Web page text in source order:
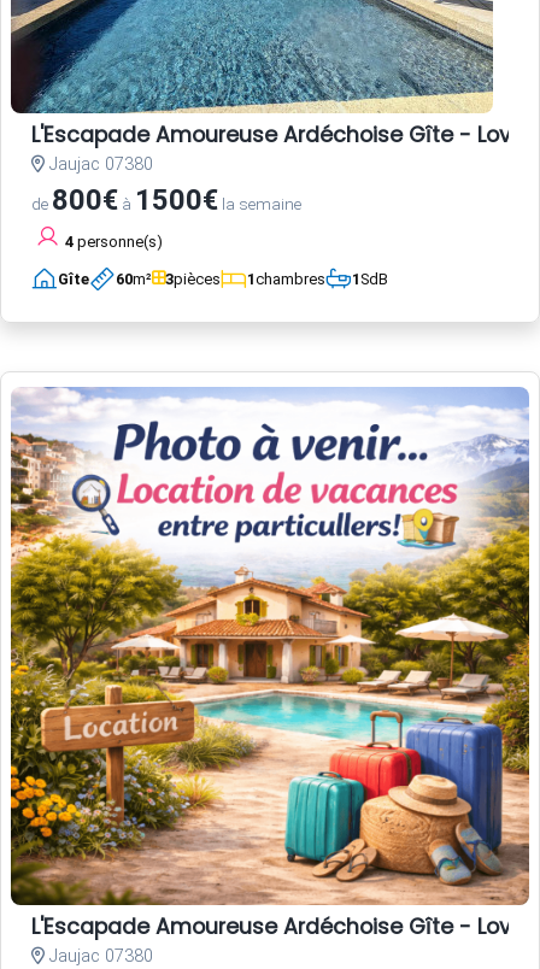
L'Escapade Amoureuse Ardéchoise Gîte -
Jaujac 07380
de 800€ à 1500€ la semaine
4 personne(s)
Gîte 60m² 3pièces 1chambres 1SdB
L'Escapade Amoureuse Ardéchoise Gîte -
Jaujac 07380